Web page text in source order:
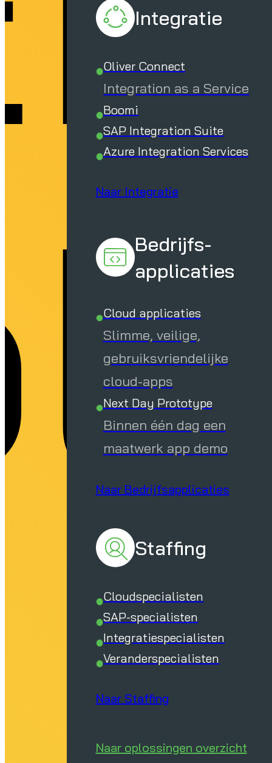
Integratie
Oliver Connect
Integration as a Service
Boomi
SAP Integration Suite
Azure Integration Services
Naar Integratie
Bedrijfs-
applicaties
Cloud applicaties
Slimme, veilige,
gebruiksvriendelijke
cloud-apps
Next Day Prototype
Binnen één dag een
maatwerk app demo
Naar Bedrijfsapplicaties
Staffing
Cloudspecialisten
SAP-specialisten
Integratiespecialisten
Veranderspecialisten
Naar Staffing
Naar oplossingen overzicht